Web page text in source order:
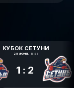
КУБОК СЕТУНИ
28 ИЮНЯ, 15:35
1:2